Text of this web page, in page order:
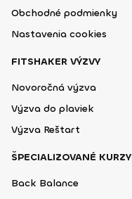
Obchodné podmienky
Nastavenia cookies
FITSHAKER VÝZVY
Novoročná výzva
Výzva do plaviek
Výzva Reštart
ŠPECIALIZOVANÉ KURZY
Back Balance